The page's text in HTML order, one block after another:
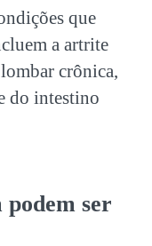
que
a artrite
crônica,
do intestino
podem ser